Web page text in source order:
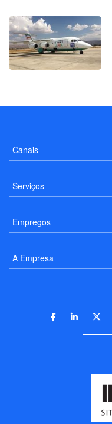
Canais
Serviços
Empregos
A Empresa